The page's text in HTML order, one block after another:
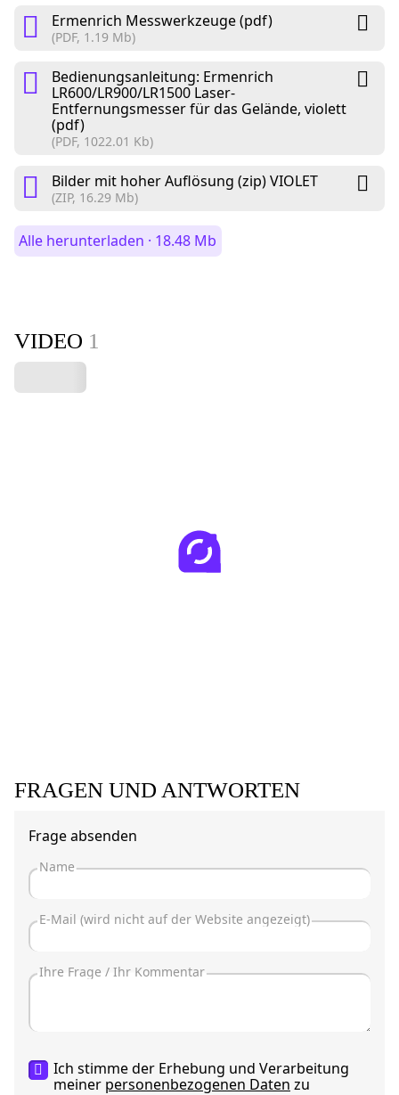
Ermenrich Messwerkzeuge (pdf)
(PDF, 1.19 Mb)
Bedienungsanleitung: Ermenrich
LR600/LR900/LR1500 Laser-
Entfernungsmesser für das Gelände, violett
(pdf)
(PDF, 1022.01 Kb)
Bilder mit hoher Auflösung (zip) VIOLET
(ZIP, 16.29 Mb)
Alle herunterladen · 18.48 Mb
VIDEO 1
FRAGEN UND ANTWORTEN
Frage absenden
Ich stimme der Erhebung und Verarbeitung
meiner personenbezogenen Daten zu